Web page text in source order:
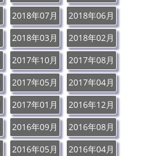
2018年07月
2018年06月
2018年03月
2018年02月
2017年10月
2017年08月
2017年05月
2017年04月
2017年01月
2016年12月
2016年09月
2016年08月
2016年05月
2016年04月